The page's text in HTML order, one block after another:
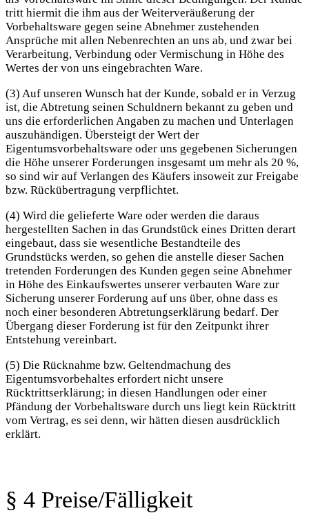
tritt hiermit die ihm aus der Weiterveräußerung der
Vorbehaltsware gegen seine Abnehmer zustehenden
Ansprüche mit allen Nebenrechten an uns ab, und zwar bei
Verarbeitung, Verbindung oder Vermischung in Höhe des
Wertes der von uns eingebrachten Ware.
(3) Auf unseren Wunsch hat der Kunde, sobald er in Verzug
ist, die Abtretung seinen Schuldnern bekannt zu geben und
uns die erforderlichen Angaben zu machen und Unterlagen
auszuhändigen. Übersteigt der Wert der
Eigentumsvorbehaltsware oder uns gegebenen Sicherungen
die Höhe unserer Forderungen insgesamt um mehr als 20 %,
so sind wir auf Verlangen des Käufers insoweit zur Freigabe
bzw. Rückübertragung verpflichtet.
(4) Wird die gelieferte Ware oder werden die daraus
hergestellten Sachen in das Grundstück eines Dritten derart
eingebaut, dass sie wesentliche Bestandteile des
Grundstücks werden, so gehen die anstelle dieser Sachen
tretenden Forderungen des Kunden gegen seine Abnehmer
in Höhe des Einkaufswertes unserer verbauten Ware zur
Sicherung unserer Forderung auf uns über, ohne dass es
noch einer besonderen Abtretungserklärung bedarf. Der
Übergang dieser Forderung ist für den Zeitpunkt ihrer
Entstehung vereinbart.
(5) Die Rücknahme bzw. Geltendmachung des
Eigentumsvorbehaltes erfordert nicht unsere
Rücktrittserklärung; in diesen Handlungen oder einer
Pfändung der Vorbehaltsware durch uns liegt kein Rücktritt
vom Vertrag, es sei denn, wir hätten diesen ausdrücklich
erklärt.
§ 4 Preise/Fälligkeit